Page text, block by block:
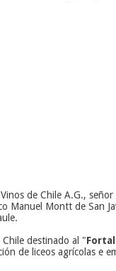
de Chile A.G., señor
Manuel Montt de San
destinado al "
de liceos agrícolas e